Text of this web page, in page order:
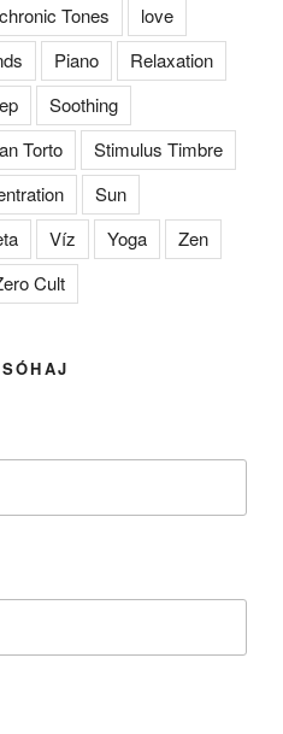
Tones
love
Piano
Relaxation
Soothing
Torto
Stimulus Timbre
Sun
Víz Yoga
Zen
Cult